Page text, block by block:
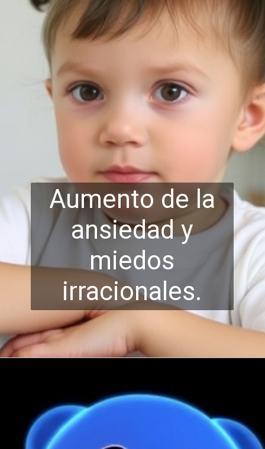
Aumento de la
ansiedad y
miedos
irracionales.